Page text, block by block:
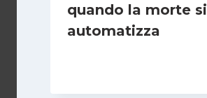
quando la morte si
automatizza